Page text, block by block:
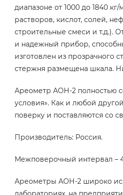
диапазоне от 1000 до 1840
растворов, кислот, солей,
строительные смеси и т.д.).
и надежный прибор,
изготовлен из прозрачного
стержня размещена шкала.
Ареометр АОН-2 полностью
условия». Как и любой
поверку и поставляются со
Производитель: Россия.
Межповерочный интервал –
Ареометры АОН-2 широко